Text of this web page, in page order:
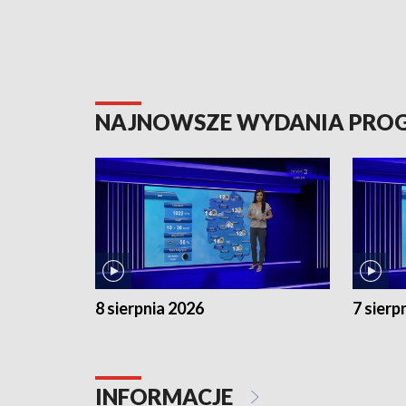
NAJNOWSZE WYDANIA
8 sierpnia 2026 7
INFORMACJE